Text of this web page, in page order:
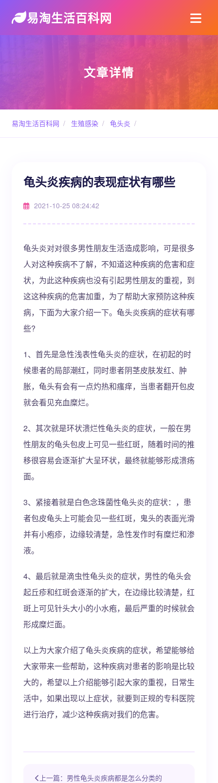
易淘生活百科网
文章详情
易淘生活百科网 / 生殖感染 / 龟头炎 /
龟头炎疾病的表现症状有哪些
2021-10-25 08:24:42
龟头炎对对很多男性朋友生活造成影响，可是很多
人对这种疾病不了解，不知道这种疾病的危害和症
状，为此这种疾病也没有引起男性朋友的重视，到
这这种疾病的危害加重，为了帮助大家预防这种疾
病，下面为大家介绍一下。龟头炎疾病的症状有哪
些?
1、首先是急性浅表性龟头炎的症状，在初起的时
候患者的局部潮红，同时患者阴茎皮肤发红、肿
胀，龟头有会有一点灼热和瘙痒，当患者翻开包皮
就会看见充血糜烂。
2、其次就是环状溃烂性龟头炎的症状，一般在男
性朋友的龟头包皮上可见一些红斑，随着时间的推
移很容易会逐渐扩大呈环状，最终就能够形成溃疡
面。
3、紧接着就是白色念珠菌性龟头炎的症状：，患
者包皮龟头上可能会见一些红斑，鬼头的表面光滑
并有小疱疹，边缘较清楚，急性发作时有糜烂和渗
液。
4、最后就是滴虫性龟头炎的症状，男性的龟头会
起丘疹和红斑会逐渐的扩大，在边缘比较清楚，红
斑上可见针头大小的小水疱，最后严重的时候就会
形成糜烂面。
以上为大家介绍了龟头炎疾病的症状，希望能够给
大家带来一些帮助，这种疾病对患者的影响是比较
大的，希望以上介绍能够引起大家的重视，日常生
活中，如果出现以上症状，就要到正规的专科医院
进行治疗，减少这种疾病对我们的危害。
上一篇：男性龟头炎疾病都是怎么分类的